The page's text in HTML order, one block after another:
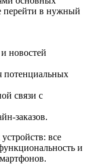
перейти в нужный
новостей
потенциальных
связи с
заказов.
все
и